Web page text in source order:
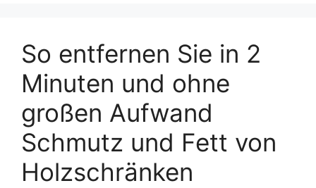
So entfernen Sie in 2
Minuten und ohne
großen Aufwand
Schmutz und Fett von
Holzschränken